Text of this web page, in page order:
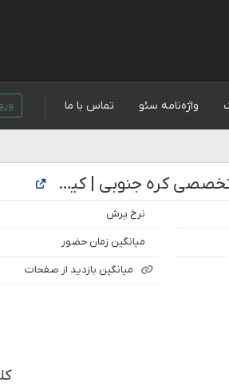
واژه‌نامه سئو تماس با ما
تحلیل رتبه و بازدید سایت مرجع تخصصی کره جنوبی | کیپاپ |کیدراما |فرهنگ کره جنوبی |تهران تا سئول
نرخ پرش
میانگین زمان حضور
میانگین بازدید از صفحات